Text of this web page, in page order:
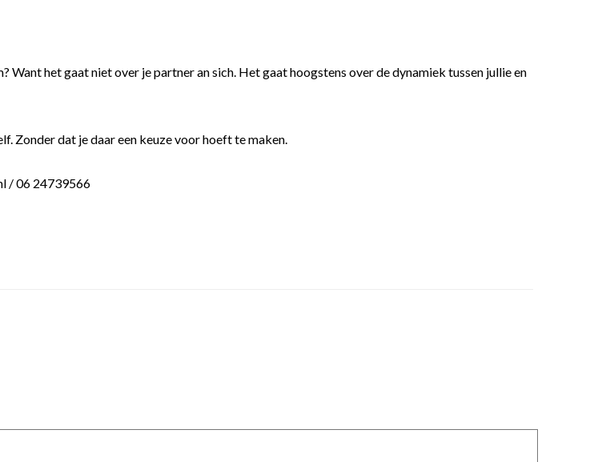
het gaat niet over je partner an sich. Het gaat hoogstens over de dynamiek tussen jullie en
Zonder dat je daar een keuze voor hoeft te maken.
/ 06 24739566